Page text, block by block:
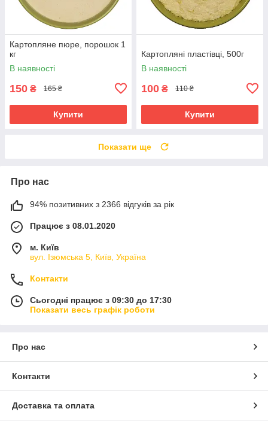
Картопляне пюре, порошок 1
кг
В наявності
150 ₴ 165 ₴
Купити
Картопляні пластівці, 500г
В наявності
100 ₴ 110 ₴
Купити
Показати ще
Про нас
94% позитивних з 2366 відгуків за рік
Працює з 08.01.2020
м. Київ
вул. Ізюмська 5, Київ, Україна
Контакти
Сьогодні працює з 09:30 до 17:30
Показати весь графік роботи
Про нас
Контакти
Доставка та оплата